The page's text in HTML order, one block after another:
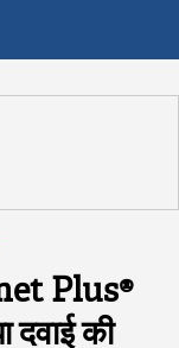
Plus®
दवाई की